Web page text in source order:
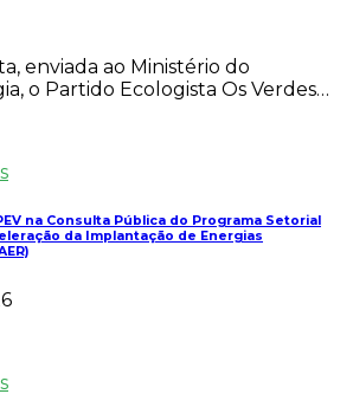
enviada ao Ministério do
o Partido Ecologista Os Verdes…
na Consulta Pública do Programa Setorial
da Implantação de Energias